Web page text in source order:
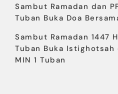
Sambut Ramadan dan
Tuban Buka Doa
Sambut Ramadan 1447
Tuban Buka Istighotsah
MIN 1 Tuban